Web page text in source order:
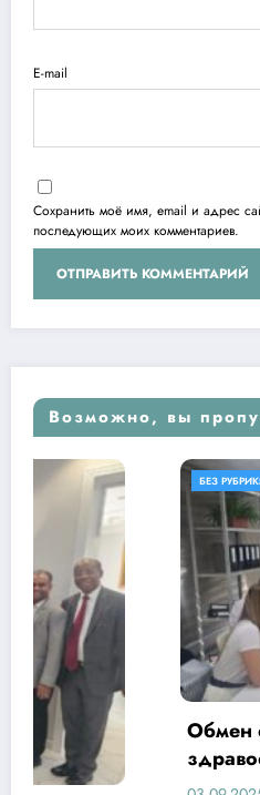
E-mail
Сохранить моё имя, email и адрес
последующих моих комментариев.
Возможно, вы
БЕЗ РУБРИКИ НОВОСТИ
Обмен опытом в
здравоохранения